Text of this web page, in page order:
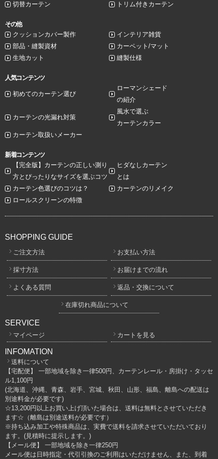
切替カーテン トリム付きカーテン
その他
クッションカバー製作
インテリア雑貨
部品・縫製資材
カーペット/マット
生地カット
縫製仕様
人気コンテンツ
初めてのカーテン選び
ローマンシェード
の紹介
カーテンの光漏れ対策
風水で選ぶ
カーテンカラー
カーテン取扱いメーカー
新着コンテンツ
【完全版】カーテンの正しい測り
方とぴったりなサイズを選ぶコツ
ヒダなしカーテン
とは
カーテン色選びのコツは？
カーテンのリメイク
ロールスクリーンの特徴
SHOPPING GUIDE
ご注文方法 お支払い方法
採寸方法 お届けまでの流れ
よくある質問 返品・交換について
在庫切れ商品について
SERVICE
マイページ カートを見る
INFOMATION
送料について
【宅配便】 一部地域を除き一律500円、カーテンレール・房掛け・タッセ
ル1,100円
(北海道、沖縄、青森、岩手、宮城、秋田、山形、福島、離島への配送は
別途料金が必要です)
☆13,200円以上お買い上げ頂いた場合は、送料は無料とさせていただき
ます☆（離島は別途送料が必要です）
※持ち込み加工や特殊商品は、実費で送料を請求させていただいており
ます。(見積時に提示します。)
【メール便】 一部地域を除き一律250円
メール便は日時指定・代引引換のご利用はいただけません、また、到着